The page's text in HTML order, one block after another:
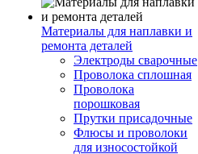
Материалы для наплавки и
ремонта деталей
Электроды сварочные
Проволока сплошная
Проволока
порошковая
Прутки присадочные
Флюсы и проволоки
для износостойкой